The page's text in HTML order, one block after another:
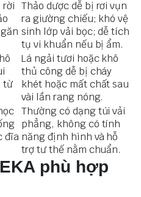
rời Thảo dược dễ bị rơi vụn
ra giường chiếu; khó vệ
sinh lớp vải bọc; dễ tích
tụ vi khuẩn nếu bị ẩm.
từ
Lá ngải tươi hoặc khô
thủ công dễ bị cháy
khét hoặc mất chất sau
vài lần rang nóng.
đĩa
Thường có dạng túi vải
phẳng, không có tính
năng định hình và hỗ
trợ tư thế nằm chuẩn.
phù hợp